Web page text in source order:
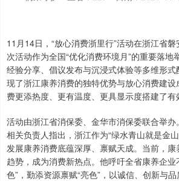
11月14日，“放心消费浙里行”活动在浙江省
次活动作为全国“优化消费环境月”的重要落地
经验分享、倡议发布与沉浸式体验等多维形
现了浙江康养消费的独特优势与放心消费建设
费更添热度、更有温度、更具显示度搭建了有
活动由浙江省消保委、金华市消保委联合举
相关负责人指出，浙江作为“绿水青山就是金
发展康养消费底蕴深厚、禀赋天成。当前，
趋势，成为消费新热点。他呼吁全省康养企业
色”，勤添资源禀赋“亮色”，以诚信、创新与
上证综指 3900.35